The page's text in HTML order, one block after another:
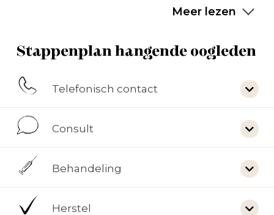
Meer lezen
Stappenplan hangende oogleden
Telefonisch contact
Consult
Behandeling
Herstel